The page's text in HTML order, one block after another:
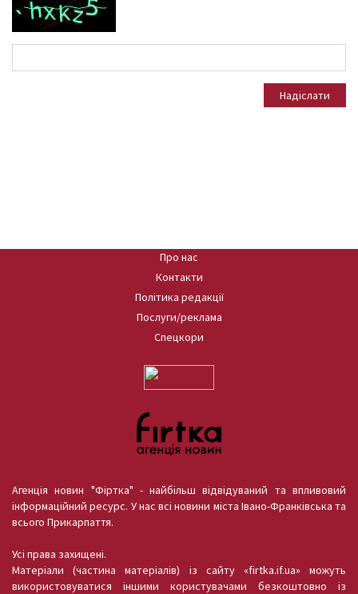
Надіслати
Про нас
Контакти
Політика редакції
Послуги/реклама
Спецкори
Агенція новин "Фіртка" - найбільш відвідуваний та впливовий
інформаційний ресурс. У нас всі новини міста Івано-Франківська та
всього Прикарпаття.
Усі права захищені.
Матеріали (частина матеріалів) із сайту «firtka.if.ua» можуть
використовуватися іншими користувачами безкоштовно із